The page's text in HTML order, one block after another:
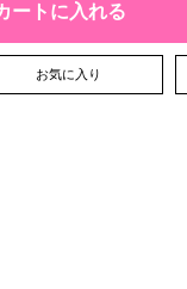
ートに入れる
お気に入り